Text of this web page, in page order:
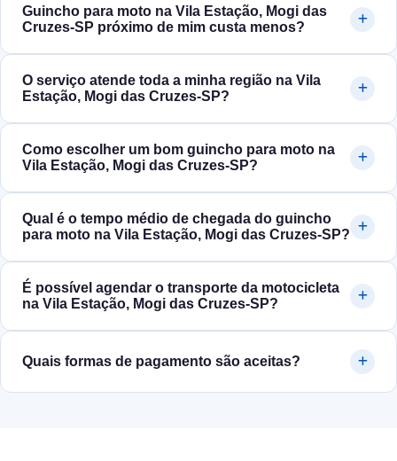
Guincho para moto na Vila Estação, Mogi das
Cruzes‑SP próximo de mim custa menos?
O serviço atende toda a minha região na Vila
Estação, Mogi das Cruzes‑SP?
Como escolher um bom guincho para moto na
Vila Estação, Mogi das Cruzes‑SP?
Qual é o tempo médio de chegada do guincho
para moto na Vila Estação, Mogi das Cruzes‑SP?
É possível agendar o transporte da motocicleta
na Vila Estação, Mogi das Cruzes‑SP?
Quais formas de pagamento são aceitas?